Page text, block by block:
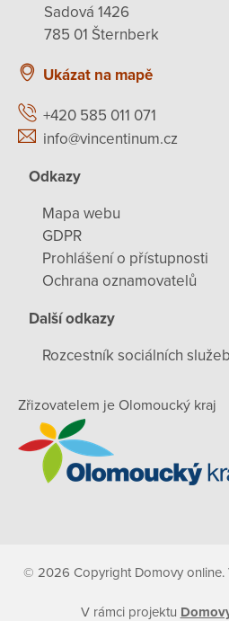
Sadová 1426
785 01 Šternberk
Ukázat na mapě
+420 585 011 071
info@vincentinum.cz
Odkazy
Mapa webu
GDPR
Prohlášení o přístupnosti
Ochrana oznamovatelů
Další odkazy
Rozcestník sociálních
Zřizovatelem je Olomoucký kraj
© 2026 Copyright Domovy online.
V rámci projektu